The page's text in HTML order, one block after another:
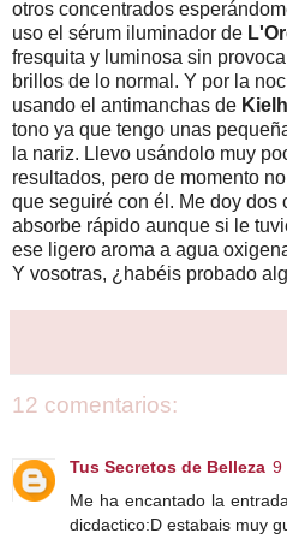
otros concentrados
uso el sérum iluminador de
fresquita y luminosa sin
brillos de lo normal. Y por la
usando el antimanchas de
tono ya que tengo unas
la nariz. Llevo usándolo muy
resultados, pero de momento
que seguiré con él. Me doy dos
absorbe rápido aunque si le
ese ligero aroma a agua
Y vosotras, ¿habéis probado
12 comentarios:
Tus Secretos de Belleza 9
Me ha encantado la
dicdactico:D estabais muy